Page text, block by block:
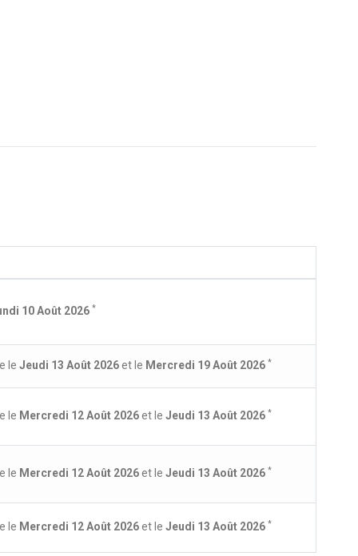
10 Août 2026 *
le Jeudi 13 Août 2026et le Mercredi 19 Août 2026 *
le Mercredi 12 Août 2026et le Jeudi 13 Août 2026 *
le Mercredi 12 Août 2026et le Jeudi 13 Août 2026 *
le Mercredi 12 Août 2026et le Jeudi 13 Août 2026 *